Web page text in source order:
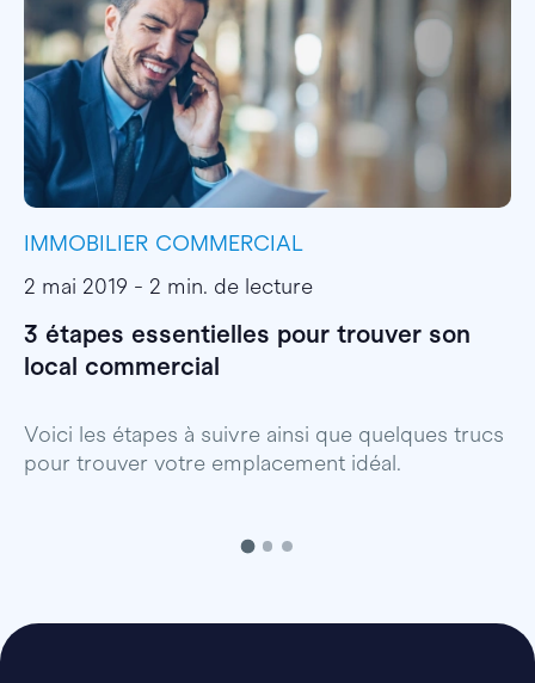
IMMOBILIER COMMERCIAL
2 mai 2019 - 2 min. de lecture
3 étapes essentielles pour trouver son
local commercial
Voici les étapes à suivre ainsi que quelques trucs
pour trouver votre emplacement idéal.